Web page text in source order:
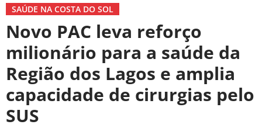
SAÚDE NA COSTA DO SOL
Novo PAC leva reforço
milionário para a saúde da
Região dos Lagos e amplia
capacidade de cirurgias pelo
SUS